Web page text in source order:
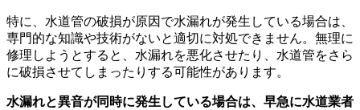
特に、水道管の破損が原因で水漏れが発生している場合は、
専門的な知識や技術がないと適切に対処できません。無理に
修理しようとすると、水漏れを悪化させたり、水道管をさら
に破損させてしまったりする可能性があります。
水漏れと異音が同時に発生している場合は、早急に水道業者